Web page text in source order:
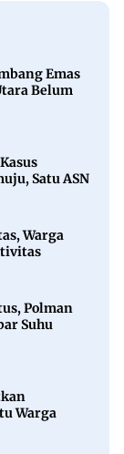
Emas
Belum
Satu ASN
Warga
Polman
Suhu
Warga